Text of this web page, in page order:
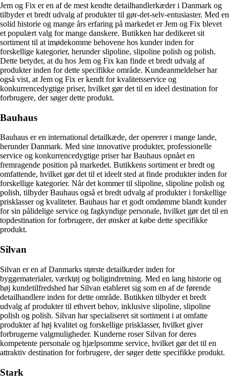
Jem og Fix er en af ​​de mest kendte detailhandlerkæder i Danmark og
tilbyder et bredt udvalg af produkter til gør-det-selv-entusiaster. Med en
solid historie og mange års erfaring på markedet er Jem og Fix blevet
et populært valg for mange danskere. Butikken har dedikeret sit
sortiment til at imødekomme behovene hos kunder inden for
forskellige kategorier, herunder slipoline, slipoline polish og polish.
Dette betyder, at du hos Jem og Fix kan finde et bredt udvalg af
produkter inden for dette specifikke område. Kundeanmeldelser har
også vist, at Jem og Fix er kendt for kvalitetsservice og
konkurrencedygtige priser, hvilket gør det til en ideel destination for
forbrugere, der søger dette produkt.
Bauhaus
Bauhaus er en international detailkæde, der opererer i mange lande,
herunder Danmark. Med sine innovative produkter, professionelle
service og konkurrencedygtige priser har Bauhaus opnået en
fremragende position på markedet. Butikkens sortiment er bredt og
omfattende, hvilket gør det til et ideelt sted at finde produkter inden for
forskellige kategorier. Når det kommer til slipoline, slipoline polish og
polish, tilbyder Bauhaus også et bredt udvalg af produkter i forskellige
prisklasser og kvaliteter. Bauhaus har et godt omdømme blandt kunder
for sin pålidelige service og fagkyndige personale, hvilket gør det til en
topdestination for forbrugere, der ønsker at købe dette specifikke
produkt.
Silvan
Silvan er en af ​​Danmarks største detailkæder inden for
byggematerialer, værktøj og boligindretning. Med en lang historie og
høj kundetilfredshed har Silvan etableret sig som en af ​​de førende
detailhandlere inden for dette område. Butikken tilbyder et bredt
udvalg af produkter til ethvert behov, inklusive slipoline, slipoline
polish og polish. Silvan har specialiseret sit sortiment i at omfatte
produkter af høj kvalitet og forskellige prisklasser, hvilket giver
forbrugerne valgmuligheder. Kunderne roser Silvan for deres
kompetente personale og hjælpsomme service, hvilket gør det til en
attraktiv destination for forbrugere, der søger dette specifikke produkt.
Stark